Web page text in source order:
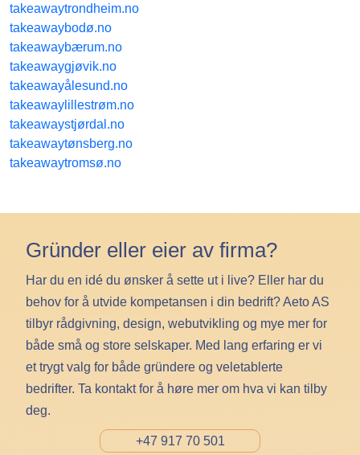
takeawaytrondheim.no
takeawaybodø.no
takeawaybærum.no
takeawaygjøvik.no
takeawayålesund.no
takeawaylillestrøm.no
takeawaystjørdal.no
takeawaytønsberg.no
takeawaytromsø.no
Gründer eller eier av firma?
Har du en idé du ønsker å sette ut i live? Eller har du
behov for å utvide kompetansen i din bedrift? Aeto AS
tilbyr rådgivning, design, webutvikling og mye mer for
både små og store selskaper. Med lang erfaring er vi
et trygt valg for både gründere og veletablerte
bedrifter. Ta kontakt for å høre mer om hva vi kan tilby
deg.
+47 917 70 501